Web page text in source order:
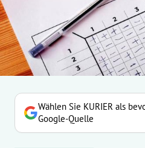
Untermenü
Untermenü
Untermenü
Untermenü
Untermenü
Wählen Sie KURIER als
Google-Quelle